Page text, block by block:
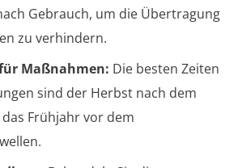
Gebrauch, um die Übertragung
zu verhindern.
Maßnahmen: Die besten Zeiten
sind der Herbst nach dem
Frühjahr vor dem